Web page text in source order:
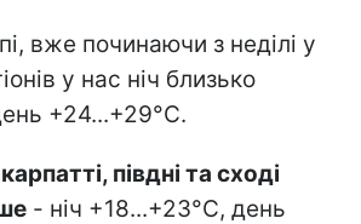
вже починаючи з неділі у
у нас ніч близько
+24...+29°C.
півдні та сході
- ніч +18...+23°C, день